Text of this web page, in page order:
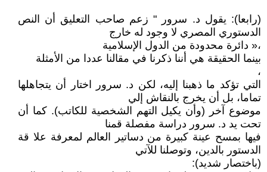
(رابعا): يقول د. سرور " زعم صاحب التعليق أن النص
الدستوري المصري لا وجود له خارج
،« دائرة محدودة من الدول الإسلامية
بينما الحقيقة هي أننا ذكرنا في مقالنا عددا من الأمثلة
،
التي تؤكد ما ذهبنا إليه، لكن د. سرور اختار أن يتجاهلها
تماما، بل أن يخرج بالنقاش إلي
موضوع آخر (وأن يكيل التهم الشخصية للكاتب). كما أن
تحت يد د. سرور دراسة مفصلة قمنا
فيها بمسح عينة كبيرة من دساتير العالم لمعرفة علا قة
الدستور بالدين، وتوصلنا للآتي
(باختصار شديد):